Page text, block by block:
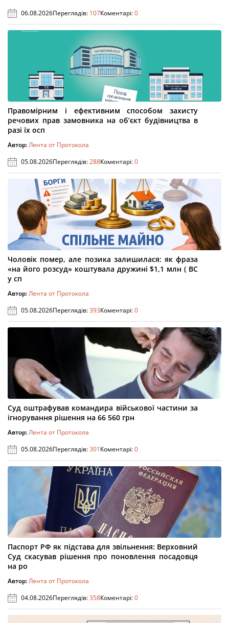
06.08.2026Переглядів: 107Коментарі:0
Правомірним і ефективним способом захисту
речових прав замовника на об’єкт будівництва в
разі їх осп
Автор:Лента от Протокола
05.08.2026Переглядів:288Коментарі:0
Чоловік помер, але позика залишилася: як фраза
«на його розсуд» коштувала дружині $1,1 млн ( ВС
у сп
Автор:Лента от Протокола
05.08.2026Переглядів:393Коментарі:0
Суд оштрафував командира військової частини за
ігнорування рішення на 66 560 грн
Автор:Лента от Протокола
05.08.2026Переглядів:301Коментарі:0
Паспорт РФ як підстава для звільнення: Верховний
Суд скасував рішення про поновлення посадовця
на ро
Автор:Лента от Протокола
04.08.2026Переглядів:358Коментарі:0